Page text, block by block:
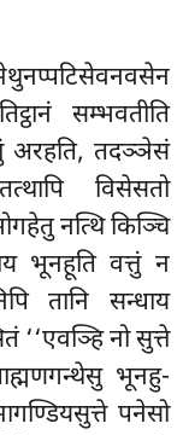
सम्भवतीति
अरहति, तदञ्ञेसं
विसेसतो
नत्थि किञ्चि
भूनहूति वत्तुं न
तानि सन्धाय
‘‘एवञ्हि नो सुत्ते
भूनहु-
पनेसो